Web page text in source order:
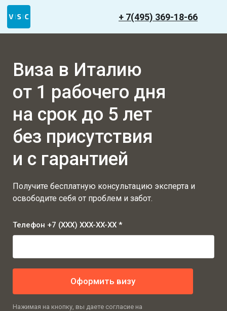
+ 7(495) 369-18-66
Виза в Италию
от 1 рабочего дня
на срок до 5 лет
без присутствия
и с гарантией
Получите бесплатную консультацию эксперта и
освободите себя от проблем и забот.
Телефон +7 (XXX) XXX-XX-XX *
Оформить визу
Нажимая на кнопку, вы даете согласие на